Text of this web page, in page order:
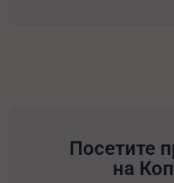
Посетите
на